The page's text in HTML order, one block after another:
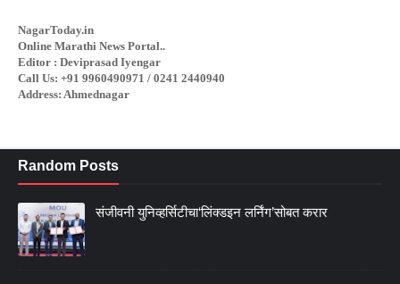
NagarToday.in
Online Marathi News Portal..
Editor : Deviprasad Iyengar
Call Us: +91 9960490971 / 0241 2440940
Address: Ahmednagar
Random Posts
संजीवनी युनिव्हर्सिटीचा‘लिंक्डइन लर्निंग’सोबत करार